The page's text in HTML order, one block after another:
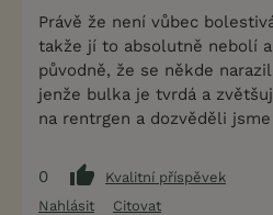
Právě že není vůbec
takže jí to absolutně nebolí
původně, že se někde
jenže bulka je tvrdá a
na rentrgen a dozvěděli
0
Kvalitní příspěvek
Nahlásit
Citovat